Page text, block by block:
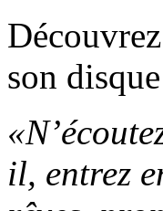
son
il, entrez